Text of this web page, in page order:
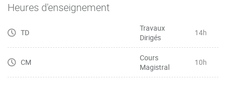
Heures d'enseignement
TD
Travaux
Dirigés
14h
CM
Cours
Magistral
10h